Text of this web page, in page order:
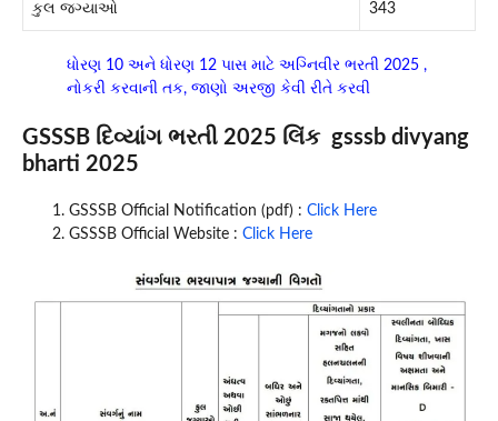
કુલ જગ્યાઓ 343
ધોરણ 10 અને ધોરણ 12 પાસ માટે અગ્નિવીર ભરતી 2025 ,
નોકરી કરવાની તક, જાણો અરજી કેવી રીતે કરવી
GSSSB દિવ્યાંગ ભરતી 2025 લિંક gsssb divyang
bharti 2025
GSSSB Official Notification (pdf) : Click Here
GSSSB Official Website : Click Here